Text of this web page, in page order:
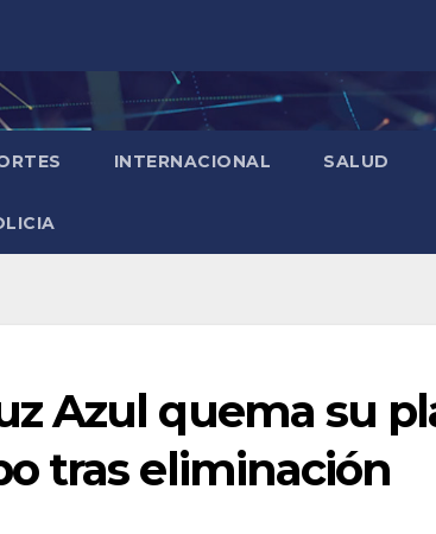
INTERNACIONAL SALUD
Azul quema su
tras eliminación